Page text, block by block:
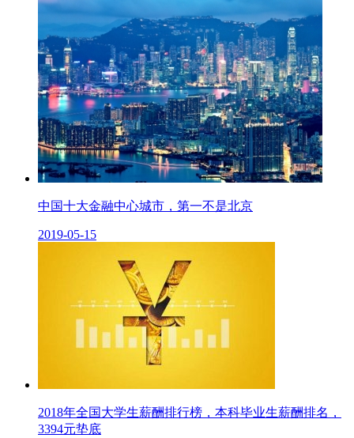
中国十大金融中心城市，第一不是北京
2019-05-15
2018年全国大学生薪酬排行榜，本科毕业生薪酬排名，
3394元垫底